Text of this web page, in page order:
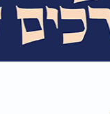
"אז השנה
רבי שמעון בר
מחוז צפון